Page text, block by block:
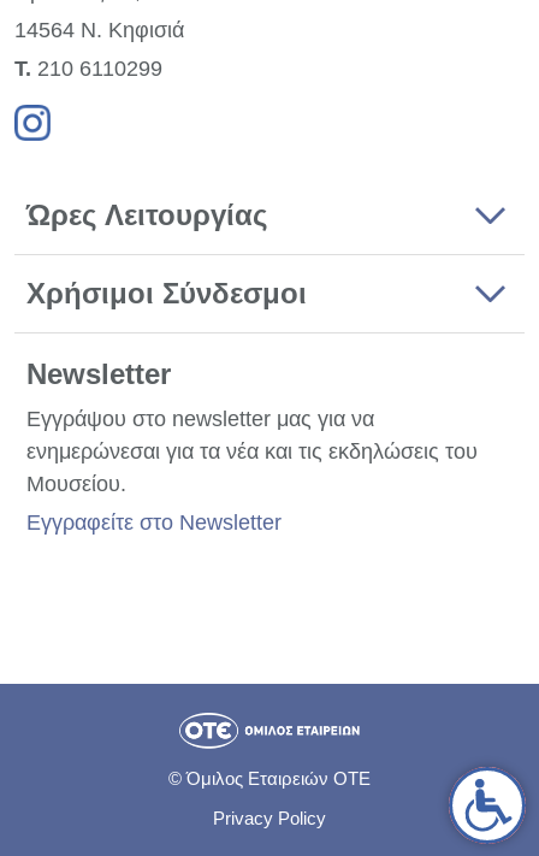
14564 Ν. Κηφισιά
Τ. 210 6110299
Ώρες Λειτουργίας
Χρήσιμοι Σύνδεσμοι
Newsletter
Εγγράψου στο newsletter μας για να
ενημερώνεσαι για τα νέα και τις εκδηλώσεις του
Μουσείου.
Εγγραφείτε στο Newsletter
© Όμιλος Εταιρειών ΟΤΕ
Privacy Policy